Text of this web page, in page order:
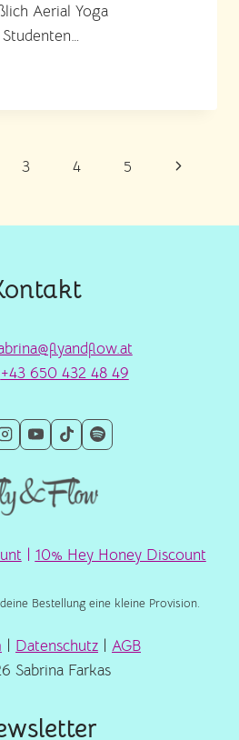
Aerial Yoga
3 4 5
Nächste
+43 650 432 48 49
10% Hey Honey Discount
Bestellung eine kleine Provision.
Datenschutz
AGB
Sabrina Farkas